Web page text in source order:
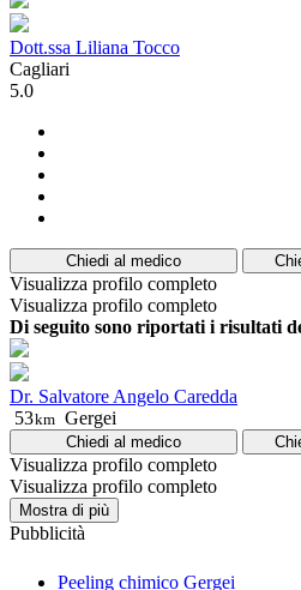
Dott.ssa Liliana Tocco
Cagliari
5.0
Chiedi al medico
Visualizza profilo completo
Visualizza profilo completo
Di seguito sono riportati i risultati
Dr. Salvatore Angelo Caredda
53km Gergei
Chiedi al medico
Visualizza profilo completo
Visualizza profilo completo
Mostra di più
Pubblicità
Peeling chimico Gergei